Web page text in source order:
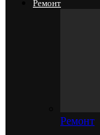
Ремонт
Ремонт